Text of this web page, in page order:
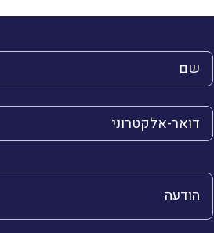
השם שלך (חובה)
הדואר האלקטרוני שלך (חובה)
הודעה